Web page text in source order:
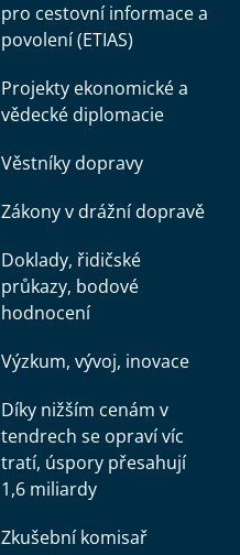
pro cestovní informace a
povolení (ETIAS)
Projekty ekonomické a
vědecké diplomacie
Věstníky dopravy
Zákony v drážní dopravě
Doklady, řidičské
průkazy, bodové
hodnocení
Výzkum, vývoj, inovace
Díky nižším cenám v
tendrech se opraví víc
tratí, úspory přesahují
1,6 miliardy
Zkušební komisař